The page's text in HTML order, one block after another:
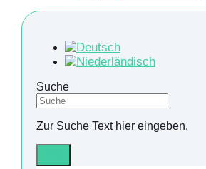
Suche
Zur Suche Text hier eingeben.